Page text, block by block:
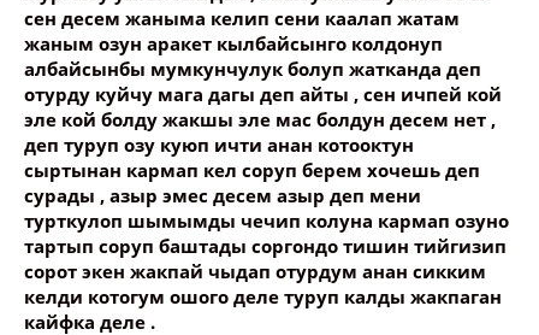
сен десем жаныма келип сени каалап жатам
жаным озун аракет кылбайсынго колдонуп
албайсынбы мумкунчулук болуп жатканда деп
отурду куйчу мага дагы деп айты , сен ичпей кой
эле кой болду жакшы эле мас болдун десем нет ,
деп туруп озу куюп ичти анан котооктун
сыртынан кармап кел соруп берем хочешь деп
сурады , азыр эмес десем азыр деп мени
турткулоп шымымды чечип колуна кармап озуно
тартып соруп баштады соргондо тишин тийгизип
сорот экен жакпай чыдап отурдум анан сикким
келди котогум ошого деле туруп калды жакпаган
кайфка деле .